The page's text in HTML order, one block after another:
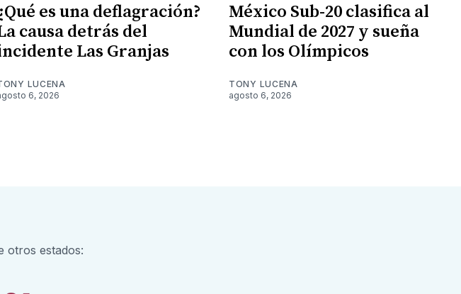
es una deflagración?
causa detrás del
Las Granjas
LUCENA
6, 2026
México Sub-20 clasifica al
Mundial de 2027 y sueña
con los Olímpicos
TONY LUCENA
agosto 6, 2026
otros estados: